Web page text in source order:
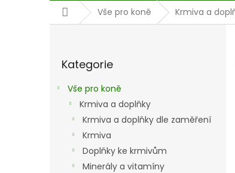
DomůVše pro koně Krmiva a
kategorie
Kategorie
Vše pro koně
Krmiva a doplňky
Krmiva a doplňky dle zaměření
Krmiva
Doplňky ke krmivům
Minerály a vitamíny